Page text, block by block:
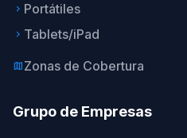
keyboard_arrow_right Portátiles
keyboard_arrow_right Tablets/iPad
mapZonas de Cobertura
Grupo de Empresas